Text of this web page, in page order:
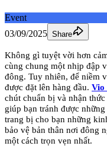
Event
03/09/2025 Share
Không gì tuyệt vời hơn
cùng chung một nhịp đập
đông. Tuy nhiên, để niềm
được đặt lên hàng đầu. Vio
chút chuẩn bị và nhận
giúp bạn tránh được
trang bị cho bạn những
bảo vệ bản thân nơi đông
một cách trọn vẹn nhất.